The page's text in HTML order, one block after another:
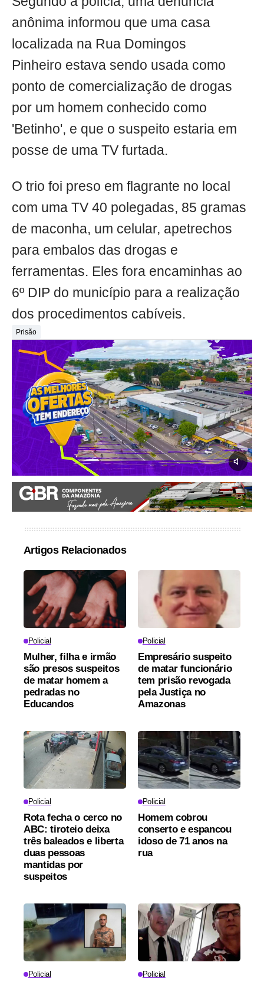
anônima informou que uma casa
localizada na Rua Domingos
Pinheiro estava sendo usada como
ponto de comercialização de drogas
por um homem conhecido como
'Betinho', e que o suspeito estaria em
posse de uma TV furtada.
O trio foi preso em flagrante no local
com uma TV 40 polegadas, 85 gramas
de maconha, um celular, apetrechos
para embalos das drogas e
ferramentas. Eles fora encaminhas ao
6º DIP do município para a realização
dos procedimentos cabíveis.
Prisão
Artigos Relacionados
Policial
Mulher, filha e irmão
são presos suspeitos
de matar homem a
pedradas no
Educandos
Policial
Empresário suspeito
de matar funcionário
tem prisão revogada
pela Justiça no
Amazonas
Policial
Rota fecha o cerco no
ABC: tiroteio deixa
três baleados e liberta
duas pessoas
mantidas por
suspeitos
Policial
Homem cobrou
conserto e espancou
idoso de 71 anos na
rua
Policial Policial